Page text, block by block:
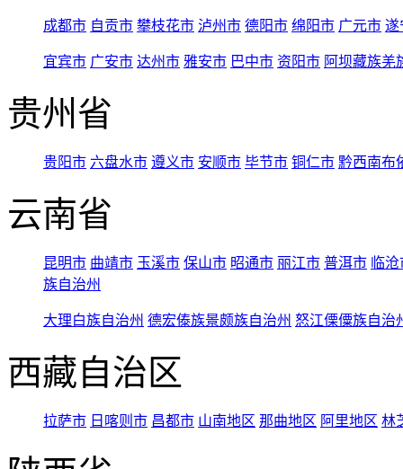
成都市 自贡市 攀枝花市 泸州市 德阳市 绵阳市 广元市 遂
宜宾市 广安市 达州市 雅安市 巴中市 资阳市 阿坝藏族羌
贵州省
贵阳市 六盘水市 遵义市 安顺市 毕节市 铜仁市 黔西南布
云南省
昆明市 曲靖市 玉溪市 保山市 昭通市 丽江市 普洱市 临
族自治州
大理白族自治州 德宏傣族景颇族自治州 怒江傈僳族自治
西藏自治区
拉萨市 日喀则市 昌都市 山南地区 那曲地区 阿里地区 林